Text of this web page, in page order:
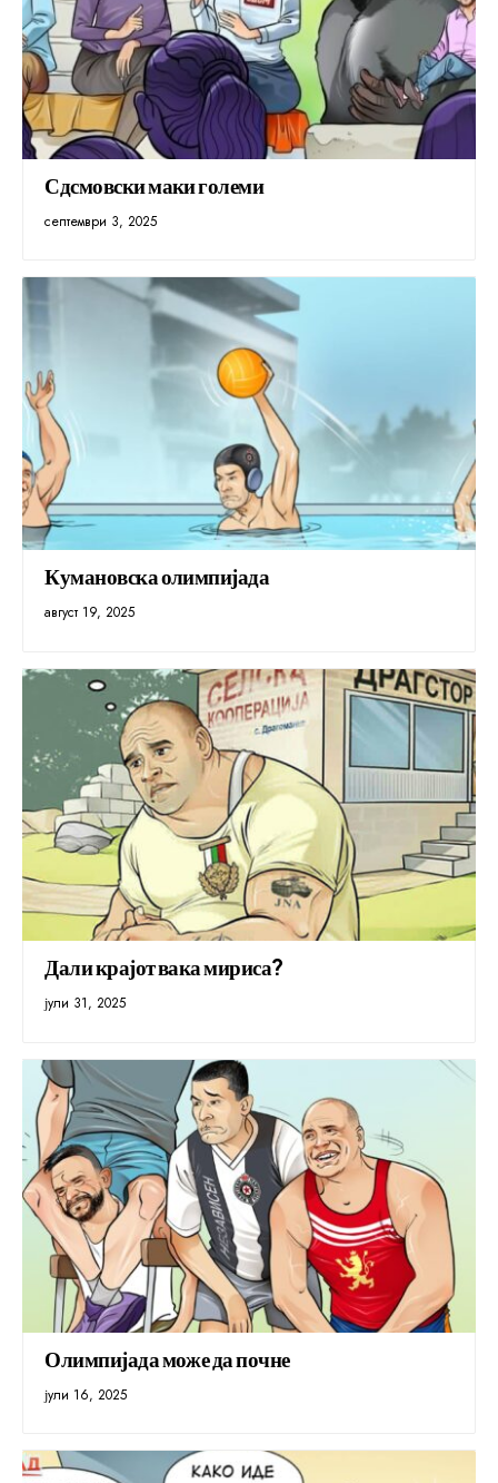
Сдсмовски маки големи
септември 3, 2025
Кумановска олимпијада
август 19, 2025
Дали крајот вака мириса?
јули 31, 2025
Олимпијада може да почне
јули 16, 2025